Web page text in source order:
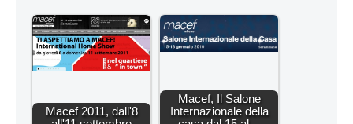
Macef 2011, dall'8
Macef, Il Salone
Internazionale della